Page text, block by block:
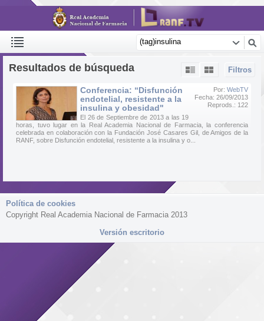
Filtros
Resultados de búsqueda
Por: WebTV
Fecha: 26/09/2013
Reprods.: 122
Conferencia: “Disfunción
endotelial, resistente a la
insulina y obesidad"
El 26 de Septiembre de 2013 a las 19
horas, tuvo lugar en la Real Academia Nacional de Farmacia, la conferencia
celebrada en colaboración con la Fundación José Casares Gil, de Amigos de la
RANF, sobre Disfunción endotelial, resistente a la insulina y o...
Política de cookies
Copyright Real Academia Nacional de Farmacia 2013
Versión escritorio